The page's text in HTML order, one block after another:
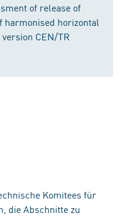
of release of
harmonised horizontal
CEN/TR
Komitees für
die Abschnitte zu